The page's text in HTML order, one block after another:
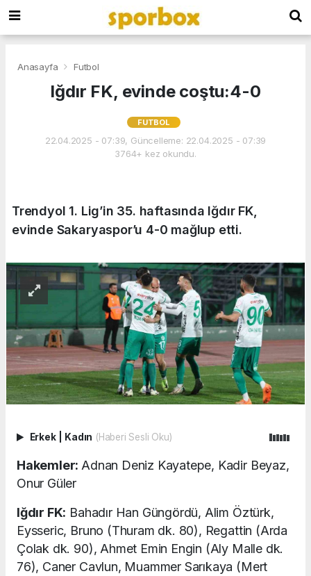
Anasayfa Futbol
Iğdır FK, evinde coştu:4-0
FUTBOL
22.04.2025 - 07:39, Güncelleme: 22.04.2025 - 07:39
3764+ kez okundu.
Trendyol 1. Lig’in 35. haftasında Iğdır FK,
evinde Sakaryaspor’u 4-0 mağlup etti.
Erkek Kadın (Haberi Sesli Oku)
Hakemler: Adnan Deniz Kayatepe, Kadir Beyaz,
Onur Güler
Iğdır FK: Bahadır Han Güngördü, Alim Öztürk,
Eysseric, Bruno (Thuram dk. 80), Regattin (Arda
Çolak dk. 90), Ahmet Emin Engin (Aly Malle dk.
76), Caner Cavlun, Muammer Sarıkaya (Mert